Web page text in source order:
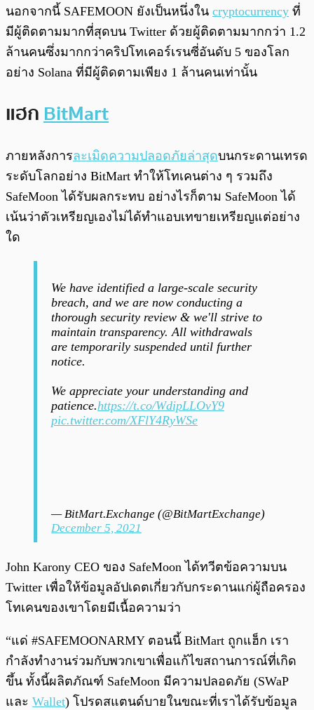
นอกจากนี้ SAFEMOON ยังเป็นหนึ่งใน cryptocurrency ที่
มีผู้ติดตามมากที่สุดบน Twitter ด้วยผู้ติดตามมากกว่า 1.2
ล้านคนซึ่งมากกว่าคริปโทเคอร์เรนซี่อันดับ 5 ของโลก
อย่าง Solana ที่มีผู้ติดตามเพียง 1 ล้านคนเท่านั้น
แฮกBitMart
ภายหลังการละเมิดความปลอดภัยล่าสุดบนกระดานเทรด
ระดับโลกอย่าง BitMart ทำให้โทเคนต่าง ๆ รวมถึง
SafeMoon ได้รับผลกระทบ อย่างไรก็ตาม SafeMoon ได้
เน้นว่าตัวเหรียญเองไม่ได้ทำแอบเทขายเหรียญแต่อย่าง
ใด
We have identified a large-scale security
breach, and we are now conducting a
thorough security review & we'll strive to
maintain transparency. All withdrawals
are temporarily suspended until further
notice.
We appreciate your understanding and
patience.https://t.co/WdipLLOvY9
pic.twitter.com/XFlY4RyWSe
— BitMart.Exchange (@BitMartExchange)
December 5, 2021
John Karony CEO ของ SafeMoon ได้ทวีตข้อความบน
Twitter เพื่อให้ข้อมูลอัปเดตเกี่ยวกับกระดานแก่ผู้ถือครอง
โทเคนของเขาโดยมีเนื้อความว่า
“แด่ #SAFEMOONARMY ตอนนี้ BitMart ถูกแฮ็ก เรา
กำลังทำงานร่วมกับพวกเขาเพื่อแก้ไขสถานการณ์ที่เกิด
ขึ้น ทั้งนี้ผลิตภัณฑ์ SafeMoon มีความปลอดภัย (SWaP
และ Wallet) โปรดสแตนด์บายในขณะที่เราได้รับข้อมูล